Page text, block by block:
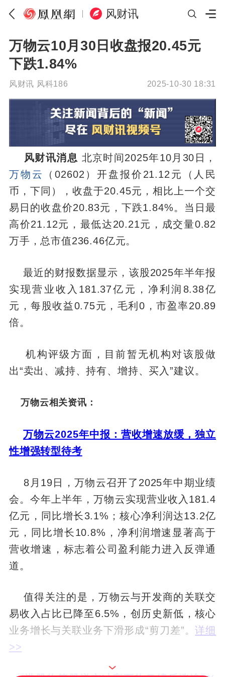
风财讯
万物云10月30日收盘报20.45元
下跌1.84%
风财讯 风科186 2025-10-30 18:31
风财讯消息 北京时间2025年10月30日，
万物云
（02602）开盘报价21.12元（人民
币，下同），收盘于20.45元，相比上一个交
易日的收盘价20.83元，下跌1.84%。当日最
高价21.12元，最低达20.21元，成交量0.82
万手，总市值236.46亿元。
最近的财报数据显示，该股2025年半年报
实现营业收入181.37亿元，净利润8.38亿
元，每股收益0.75元，毛利0，市盈率20.89
倍。
机构评级方面，目前暂无机构对该股做
出“卖出、减持、持有、增持、买入”建议。
万物云相关资讯：
万物云2025年中报：营收增速放缓，独立
性增强转型待考
8月19日，万物云召开了2025年中期业绩
会。今年上半年，万物云实现营业收入181.4
亿元，同比增长3.1%；核心净利润达13.2亿
元，同比增长10.8%，净利润增速显著高于
营收增速，标志着公司盈利能力进入反弹通
道。
值得关注的是，万物云与开发商的关联交
易收入占比已降至6.5%，创历史新低，核心
业务增长与关联业务下滑形成“剪刀差”。详细
>>